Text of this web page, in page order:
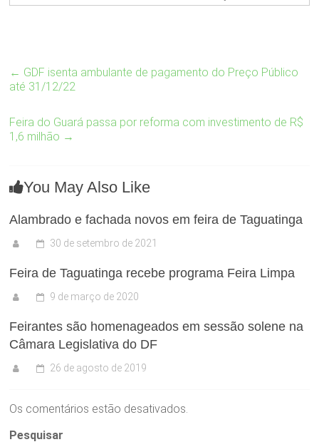
← GDF isenta ambulante de pagamento do Preço Público
até 31/12/22
Feira do Guará passa por reforma com investimento de R$
1,6 milhão →
You May Also Like
Alambrado e fachada novos em feira de Taguatinga
30 de setembro de 2021
Feira de Taguatinga recebe programa Feira Limpa
9 de março de 2020
Feirantes são homenageados em sessão solene na
Câmara Legislativa do DF
26 de agosto de 2019
Os comentários estão desativados.
Pesquisar